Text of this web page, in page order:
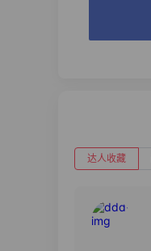
达人收藏